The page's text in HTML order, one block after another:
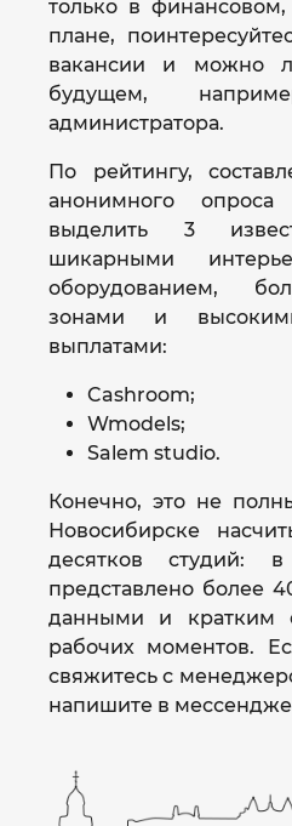
только в
плане,
вакансии и можно
будущем,
администратора.
По рейтингу,
анонимного
выделить 3
шикарными
оборудованием,
зонами и
выплатами:
Cashroom;
Wmodels;
Salem studio.
Конечно, это не
Новосибирске
десятков студий:
представлено более
данными и кратким
рабочих моментов.
свяжитесь с
напишите в